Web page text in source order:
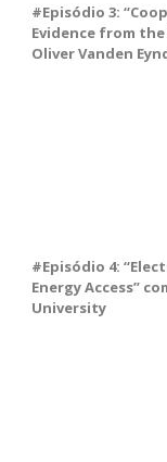
#Episódio 3:
Evidence from
Oliver Vanden
#Episódio 4:
Energy Access”
University